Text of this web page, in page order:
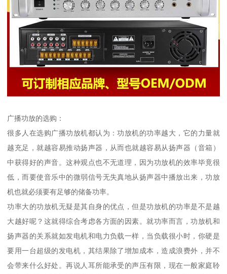
广播功放的选购：
很多人在选购广播功放机都认为：功放机的功率越大，它的力量就
越充足，就越容易推动扬声器，从而也就越容易从扬声器（音箱）
中获得好的声音。这种观点也不无道理，因为功放机的效率毕竟很
低，而要使音乐中的微弱信号无失真地从扬声器中播放出来，功放
机也就必须要有足够的储备功率。
功率大的功放机无疑是其自身的优点，但是功放机的功率是不是越
大越好呢？这就得综合考虑各方面的因素。就功率而言，功放机和
扬声器的关系就如发电机和电力负载一样，当负载很小时，你硬是
要用一台超级的发电机，其结果除了增加成本，造成浪费外，并不
会带来什么好处。再说人耳所能承受的声压有限，现在一般家庭聆